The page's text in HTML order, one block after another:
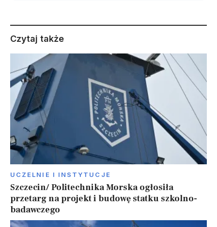
Czytaj także
UCZELNIE I INSTYTUCJE
Szczecin/ Politechnika Morska ogłosiła
przetarg na projekt i budowę statku szkolno-
badawczego